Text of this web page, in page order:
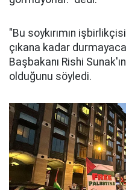
"Bu soykırımın
çıkana kadar
Başbakanı Rishi
olduğunu söyledi.